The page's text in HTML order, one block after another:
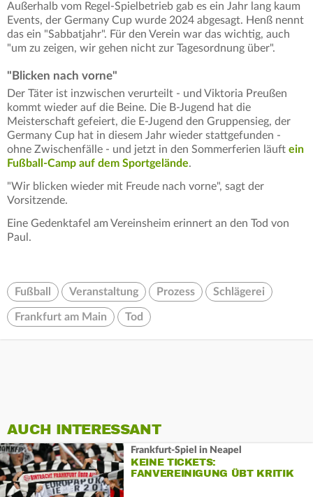
Außerhalb vom Regel-Spielbetrieb gab es ein Jahr lang kaum
Events, der Germany Cup wurde 2024 abgesagt. Henß nennt
das ein "Sabbatjahr". Für den Verein war das wichtig, auch
"um zu zeigen, wir gehen nicht zur Tagesordnung über".
"Blicken nach vorne"
Der Täter ist inzwischen verurteilt - und Viktoria Preußen
kommt wieder auf die Beine. Die B-Jugend hat die
Meisterschaft gefeiert, die E-Jugend den Gruppensieg, der
Germany Cup hat in diesem Jahr wieder stattgefunden -
ohne Zwischenfälle - und jetzt in den Sommerferien läuft ein
Fußball-Camp auf dem Sportgelände.
"Wir blicken wieder mit Freude nach vorne", sagt der
Vorsitzende.
Eine Gedenktafel am Vereinsheim erinnert an den Tod von
Paul.
Fußball Veranstaltung Prozess Schlägerei
Frankfurt am Main Tod
AUCH INTERESSANT
Frankfurt-Spiel in Neapel
KEINE TICKETS:
FANVEREINIGUNG ÜBT KRITIK